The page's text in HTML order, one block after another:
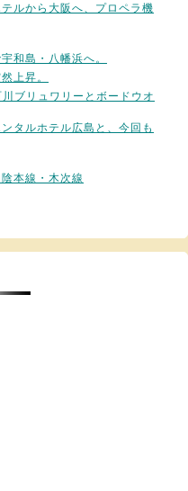
ルから大阪へ、プロペラ機
和島・八幡浜へ。
上昇。
ブリュワリーとボードウオ
タルホテル広島と、今回も
本線・木次線